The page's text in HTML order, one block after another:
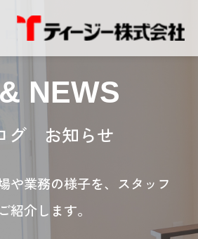
NEWS
グ お知らせ
や業務の様子を、スタッフ
紹介します。